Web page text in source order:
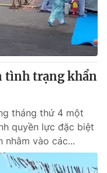
tình trạng khẩn
tháng thứ 4 một
quyền lực đặc biệt
nhằm vào các...